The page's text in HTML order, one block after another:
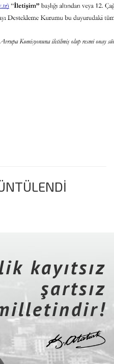
kayıtsız
şartsız